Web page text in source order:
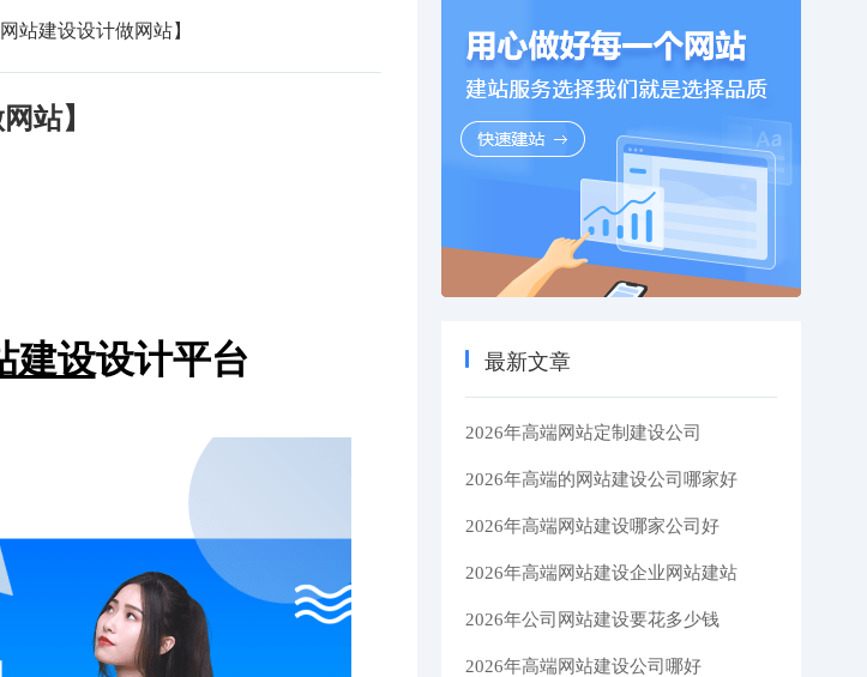
站建设设计做网站】
站】
建设设计平台 最新文章
2026年高端网站定制建设公司
2026年高端的网站建设公司哪家好
2026年高端网站建设哪家公司好
2026年高端网站建设企业网站建站
2026年公司网站建设要花多少钱
2026年高端网站建设公司哪好